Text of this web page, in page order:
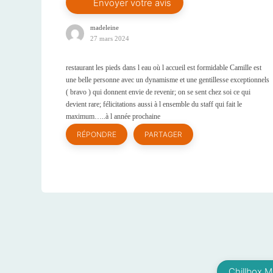
madeleine
27 mars 2024
restaurant les pieds dans l eau où l accueil est formidable Camille est
une belle personne avec un dynamisme et une gentillesse exceptionnels
( bravo ) qui donnent envie de revenir; on se sent chez soi ce qui
devient rare; félicitations aussi à l ensemble du staff qui fait le
maximum…..à l année prochaine
RÉPONDRE PARTAGER